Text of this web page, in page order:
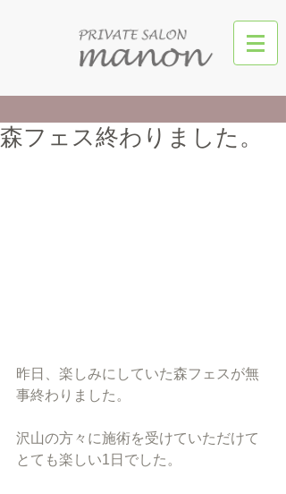
森フェス終わりました。
昨日、楽しみにしていた森フェスが無
事終わりました。
沢山の方々に施術を受けていただけて
とても楽しい1日でした。